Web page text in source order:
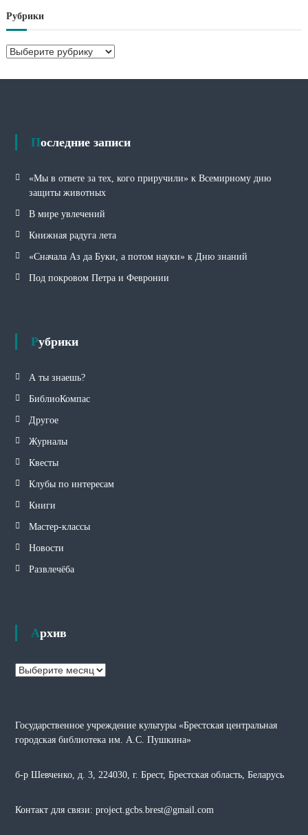
ы
Рубрики
Р
б
Последние записи
«Мы в ответе за тех, кого приручили» к Всемирному дню
защиты животных
В мире увлечений
Книжная радуга лета
«Сначала Аз да Буки, а потом науки» к Дню знаний
Под покровом Петра и Февронии
Рубрики
А ты знаешь?
БиблиоКомпас
Другое
Журналы
Квесты
Клубы по интересам
Книги
Мастер-классы
Новости
Развлечёба
Архив
А
в
Государственное учреждение культуры «Брестская центральная
городская библиотека им. А.С. Пушкина»
б-р Шевченко, д. 3, 224030, г. Брест, Брестская область, Беларусь
Контакт для связи: project.gcbs.brest@gmail.com